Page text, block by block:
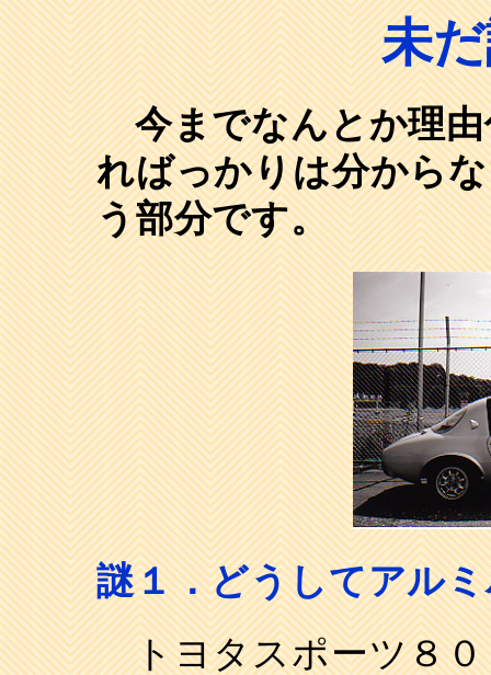
未
今までなんとか理由
ればっかりは分から
う部分です。
謎１．どうしてアル
トヨタスポーツ８０